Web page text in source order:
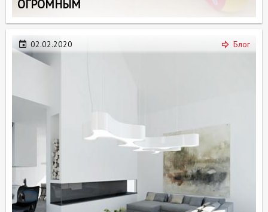
ОГРОМНЫМ
02.02.2020 Блог